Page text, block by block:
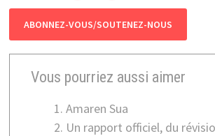
ABONNEZ-VOUS/SOUTENEZ-NOUS
Vous pourriez aussi aimer
Amaren Sua
Un rapport officiel, du